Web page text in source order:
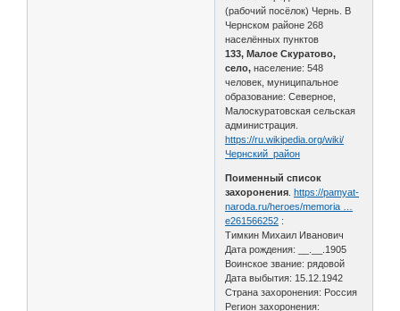
(рабочий посёлок) Чернь. В
Чернском районе 268
населённых пунктов
133, Малое Скуратово,
село, население: 548
человек, муниципальное
образование: Северное,
Малоскуратовская сельская
администрация.
https://ru.wikipedia.org/wiki/
Чернский_район
Поименный список
захоронения .https://pamyat-
naroda.ru/heroes/memoria …
e261566252 :
Тимкин Михаил Иванович
Дата рождения: __.__.1905
Воинское звание: рядовой
Дата выбытия: 15.12.1942
Страна захоронения: Россия
Регион захоронения: